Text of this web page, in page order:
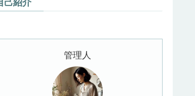
己紹介
管理人